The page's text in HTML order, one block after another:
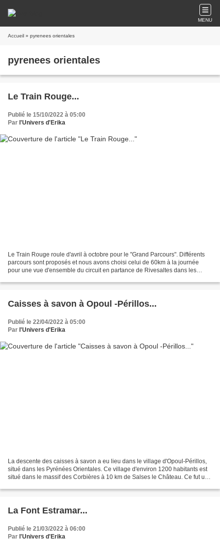
MENU
Accueil » pyrenees orientales
pyrenees orientales
Le Train Rouge...
Publié le 15/10/2022 à 05:00
Par l'Univers d'Erika
Le Train Rouge roule d'avril à octobre pour le "Grand Parcours". Différents
parcours sont proposés et nous avons choisi celui de 60km à la journée
pour une vue d'ensemble du circuit en partance de Rivesaltes dans les
Caisses à savon à Opoul -Périllos...
Publié le 22/04/2022 à 05:00
Par l'Univers d'Erika
La descente des caisses à savon a eu lieu dans le village d'Opoul-Périllos,
situé dans les Pyrénées Orientales. Ce village d'environ 1200 habitants est
situé dans le massif des Corbières à 10 km de Salses le Château. Ce fut une
La Font Estramar...
Publié le 21/03/2022 à 06:00
Par l'Univers d'Erika